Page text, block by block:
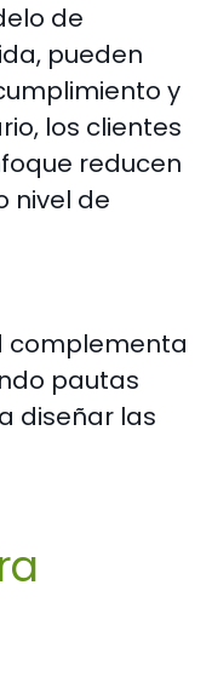
de
pueden
y
los clientes
reducen
nivel de
complementa
pautas
diseñar las